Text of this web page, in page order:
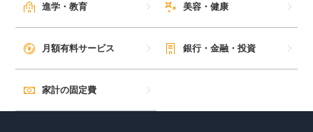
進学・教育 美容・健康
月額有料サービス 銀行・金融・投資
家計の固定費